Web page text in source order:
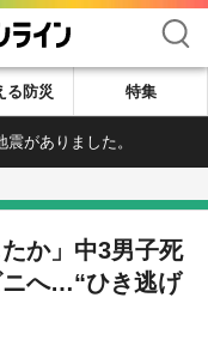
検索
る防災 特集
がありました。
か」中3男子死
へ…“ひき逃げ